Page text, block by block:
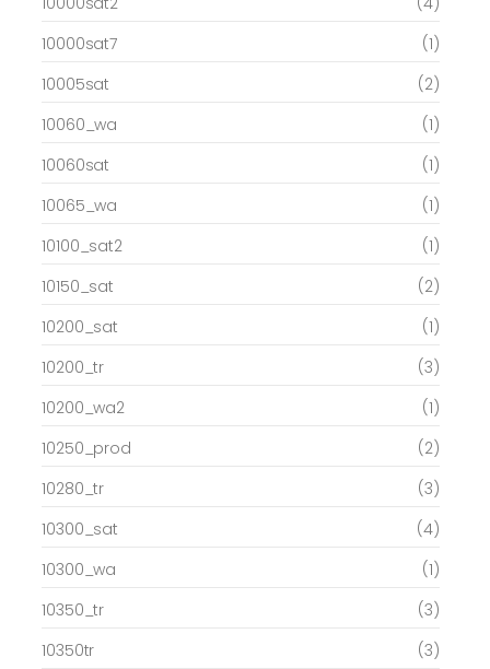
10000sat7
(1)
10005sat
(2)
10060_wa
(1)
10060sat
(1)
10065_wa
(1)
10100_sat2
(1)
10150_sat
(2)
10200_sat
(1)
10200_tr
(3)
10200_wa2
(1)
10250_prod
(2)
10280_tr
(3)
10300_sat
(4)
10300_wa
(1)
10350_tr
(3)
10350tr
(3)